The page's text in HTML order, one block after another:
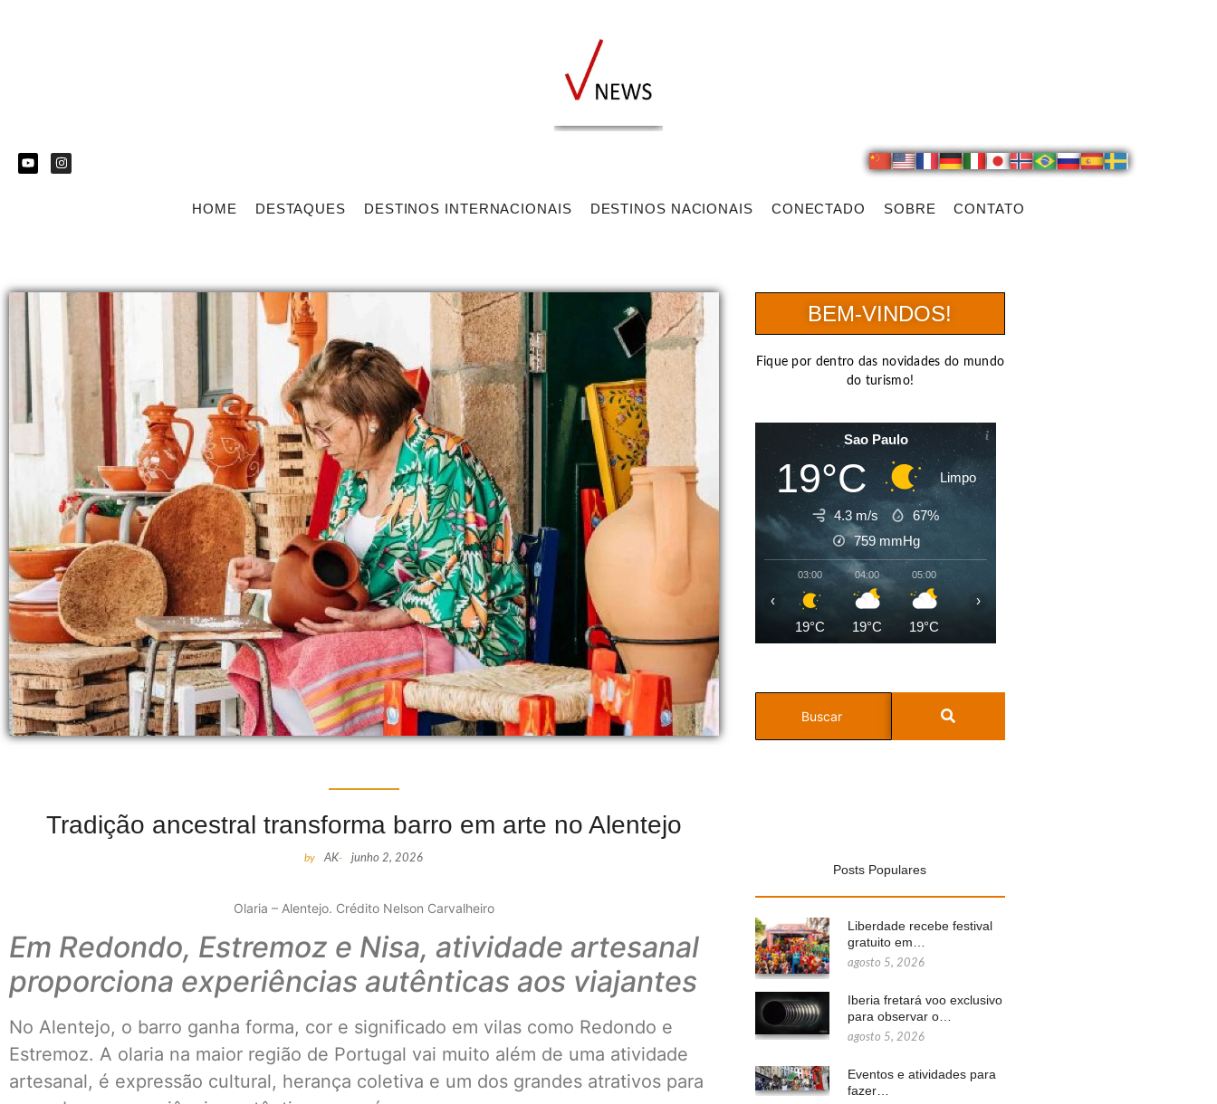
HOME DESTAQUES DESTINOS INTERNACIONAIS DESTINOS NACIONAIS CONECTADO SOBRE CONTATO
Tradição ancestral transforma barro em arte no Alentejo
by AK- junho 2, 2026
Olaria – Alentejo. Crédito Nelson Carvalheiro
Em Redondo, Estremoz e Nisa, atividade artesanal
proporciona experiências autênticas aos viajantes
No Alentejo, o barro ganha forma, cor e significado em vilas como Redondo e
Estremoz. A olaria na maior região de Portugal vai muito além de uma atividade
artesanal, é expressão cultural, herança coletiva e um dos grandes atrativos para
BEM-VINDOS!
Fique por dentro das novidades do mundo
do turismo!
Sao Paulo
19°C Limpo
4.3 m/s
67%
759 mmHg
03:00
19°C
04:00
19°C
05:00
19°C
‹ ›
Posts Populares
Liberdade recebe festival
gratuito em…
agosto 5, 2026
Iberia fretará voo exclusivo
para observar o…
agosto 5, 2026
Eventos e atividades para
fazer…